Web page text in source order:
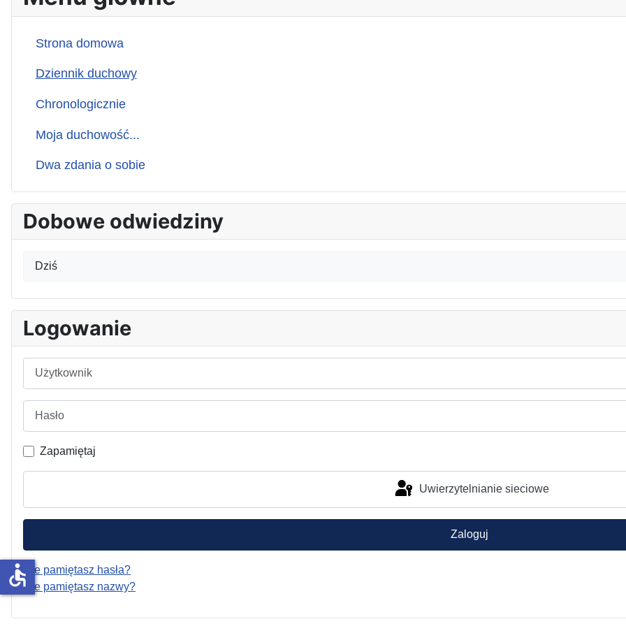
Strona domowa
Dziennik duchowy
Chronologicznie
Moja duchowość...
Dwa zdania o sobie
Dobowe odwiedziny
Dziś
Logowanie
Zapamiętaj
Uwierzytelnianie sieciowe
Zaloguj
Nie pamiętasz hasła?
Nie pamiętasz nazwy?
accessible